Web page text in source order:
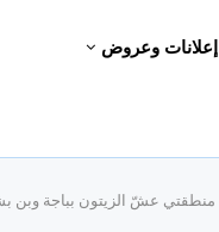
إعلانات وعروض